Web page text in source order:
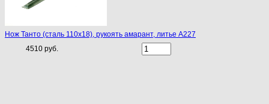
Нож Танто (сталь 110х18), рукоять амарант, литье A227
4510 руб.